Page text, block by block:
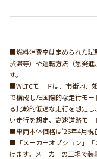
■燃料消費率は定められた試
渋滞等）や運転方法（急発
す。
■WLTCモードは、市街地、
で構成した国際的な走行モ
る比較的低速な走行を想定
い走行を想定、高速道路モー
■車両本体価格は’26年4月現
■「メーカーオプション」「
けます。メーカーの工場で